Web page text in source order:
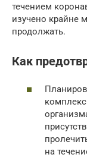
течением
изучено крайне
продолжать.
Как
на